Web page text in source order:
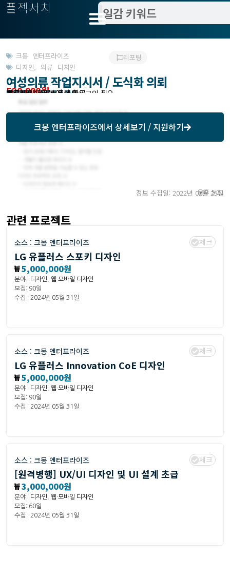
플젝서치
크몽 엔터프라이즈
디자인, 의류 디자인
리포팅
여성의류 작업지시서 / 도식화 의뢰
500,000원
작업방식 : 외주
모집기한 : 크몽에서 확인
예상기간 : 5일
프로젝트조회 : 크몽에서 로그인 필요
받은제안 : 크몽에서 확인
크몽 엔터프라이즈에서 상세보기 / 지원하기
정보 수집일: 2022년 02월 25일
오후 5:21
관련 프로젝트
소스 : 크몽 엔터프라이즈 체크
LG 유플러스 스포키 디자인
₩5,000,000원
분야 : 디자인
웹·모바일 디자인
모집: 90일
수집 : 2024년 05월 31일
소스 : 크몽 엔터프라이즈 체크
LG 유플러스 Innovation CoE 디자인
₩5,000,000원
분야 : 디자인
웹·모바일 디자인
모집: 90일
수집 : 2024년 05월 31일
소스 : 크몽 엔터프라이즈 체크
[원격병행] UX/UI 디자인 및 UI 설계 초급
₩3,000,000원
분야 : 디자인
웹·모바일 디자인
모집: 60일
수집 : 2024년 05월 31일